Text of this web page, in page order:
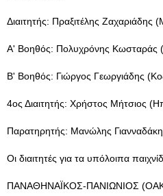
Διαιτητής: Πραξιτέλης Ζαχαριάδης
Α' Βοηθός: Πολυχρόνης Κωσταράς
Β' Βοηθός: Γιώργος Γεωργιάδης
4ος Διαιτητής: Χρήστος Μήτσιος
Παρατηρητής: Μανώλης
Οι διαιτητές για τα υπόλοιπα
ΠΑΝΑΘΗΝΑΪΚΟΣ-ΠΑΝΙΩΝΙΟΣ